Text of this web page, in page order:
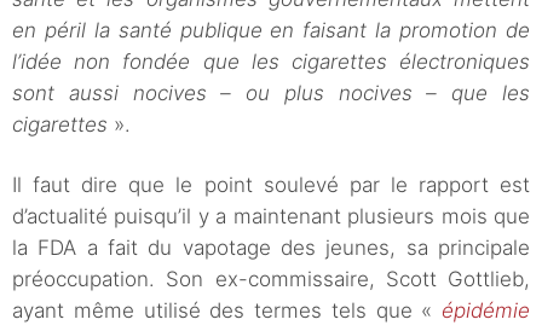
en péril la santé publique en faisant la promotion de
l’idée non fondée que les cigarettes électroniques
sont aussi nocives – ou plus nocives – que les
cigarettes ».
Il faut dire que le point soulevé par le rapport est
d’actualité puisqu’il y a maintenant plusieurs mois que
la FDA a fait du vapotage des jeunes, sa principale
préoccupation. Son ex-commissaire, Scott Gottlieb,
ayant même utilisé des termes tels que « épidémie